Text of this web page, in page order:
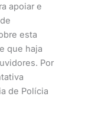
apoiar e
esta
que haja
Por
de Polícia